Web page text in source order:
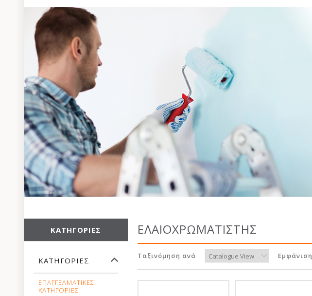
ΚΑΤΗΓΟΡΊΕΣ
ΚΑΤΗΓΟΡΊΕΣ
ΕΠΑΓΓΕΛΜΑΤΙΚΕΣ
ΚΑΤΗΓΟΡΙΕΣ
ΕΛΑΙΟΧΡΩΜΑΤΙΣΤΗΣ
Ταξινόμηση ανά Εμφάνιση